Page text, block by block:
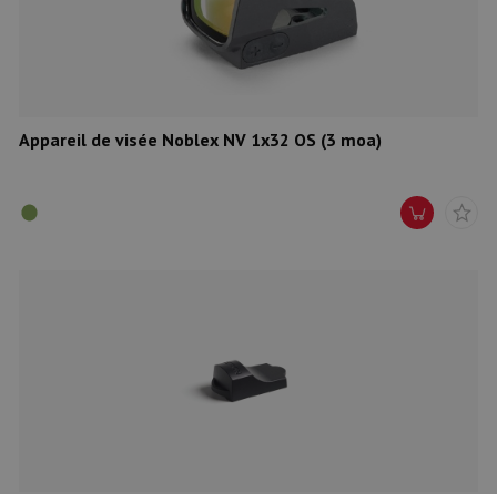
Appareil de visée Noblex NV 1x32 OS (3 moa)